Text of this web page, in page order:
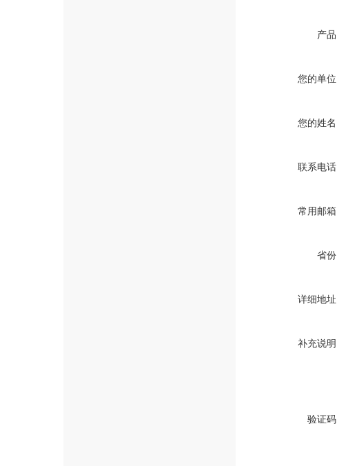
产品
您的单位
您的姓名
联系电话
常用邮箱
省份
详细地址
补充说明
验证码